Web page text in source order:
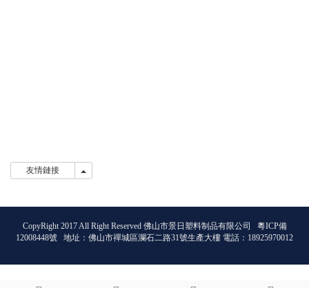
友情鏈接
CopyRight 2017 All Right Reserved 佛山市景日塑料制品有限公司 粵ICP備
12008448號 地址：佛山市禪城區瀾石二路31號生產大樓 電話：18925970012